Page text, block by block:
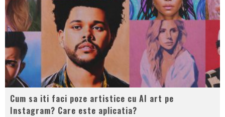
Cum sa iti faci poze artistice cu AI art pe
Instagram? Care este aplicatia?